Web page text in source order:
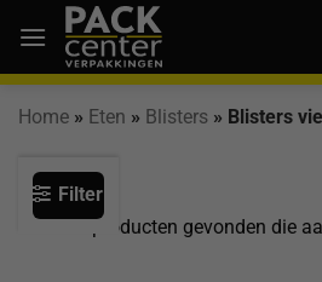
naar
inhoud
Home » Eten » Blisters » Blisters
Filter
Geen producten gevonden die